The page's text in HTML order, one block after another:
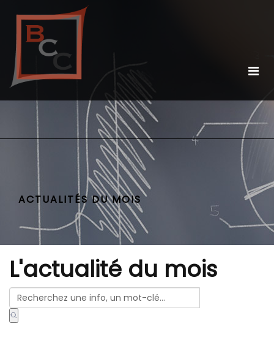
ACTUALITÉS DU MOIS
L'actualité du mois